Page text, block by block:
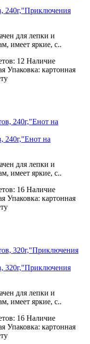
240г,"Приключения
для лепки и
имеет яркие, с..
12 Наличие
Упаковка: картонная
240г,"Енот на
для лепки и
имеет яркие, с..
16 Наличие
Упаковка: картонная
320г,"Приключения
для лепки и
имеет яркие, с..
16 Наличие
Упаковка: картонная